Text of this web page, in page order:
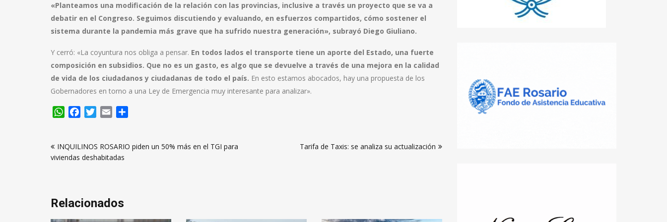
«Planteamos una modificación de la relación con las provincias, inclusive a través un proyecto que se va a
debatir en el Congreso. Seguimos discutiendo y evaluando, en esfuerzos compartidos, cómo sostener el
sistema durante la pandemia más grave que ha sufrido nuestra generación», subrayó Diego Giuliano.
Y cerró: «La coyuntura nos obliga a pensar. En todos lados el transporte tiene un aporte del Estado, una fuerte
composición en subsidios. Que no es un gasto, es algo que se devuelve a través de una mejora en la calidad
de vida de los ciudadanos y ciudadanas de todo el país. En esto estamos abocados, hay una propuesta de los
Gobernadores en torno a una Ley de Emergencia muy interesante para analizar».
WhatsApp
FacebookTwitter
Email
deINQUILINOS ROSARIO piden un 50% más en el TGI para
viviendas deshabitadas
Tarifa de Taxis: se analiza su actualización
Relacionados